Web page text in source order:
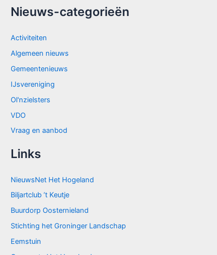
Nieuws-categorieën
Activiteiten
Algemeen nieuws
Gemeentenieuws
IJsvereniging
Ol'nzielsters
VDO
Vraag en aanbod
Links
NieuwsNet Het Hogeland
Biljartclub ’t Keutje
Buurdorp Oosternieland
Stichting het Groninger Landschap
Eemstuin